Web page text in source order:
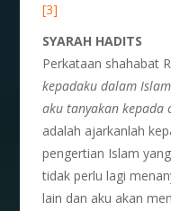
[3]
SYARAH HADITS
Perkataan shahabat
kepadaku dalam
aku tanyakan kepada
adalah ajarkanlah
pengertian Islam
tidak perlu lagi
lain dan aku akan